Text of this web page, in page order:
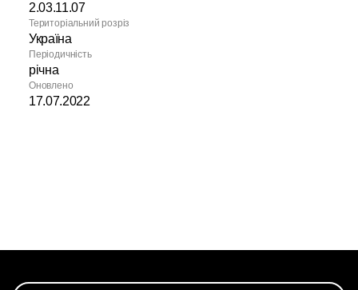
2.03.11.07
Територіальний розріз
Україна
Періодичність
річна
Оновлено
17.07.2022